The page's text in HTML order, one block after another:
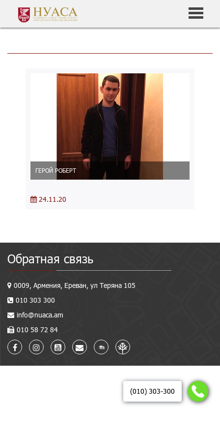
(010) 303-300
ГЕРОЙ РОБЕРТ
24.11.20
Обратная связь
0009, Армения, Ереван, ул Теряна 105
010 303 300
info@nuaca.am
010 58 72 84